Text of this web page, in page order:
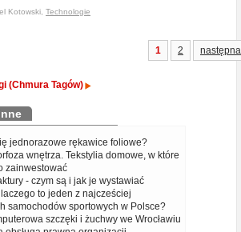
Kotowski, Technologie
1 2 następna
(Chmura Tagów)
jednorazowe rękawice foliowe?
wnętrza. Tekstylia domowe, w które
zainwestować
- czym są i jak je wystawiać
to jeden z najcześciej
samochodów sportowych w Polsce?
szczęki i żuchwy we Wrocławiu